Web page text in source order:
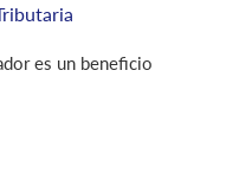
es un beneficio